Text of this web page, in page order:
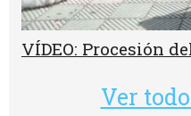
VÍDEO: Procesión
Ver